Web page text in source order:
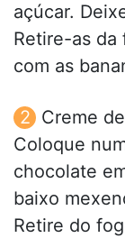
açúcar.
Retire-as da
com as
Creme
Coloque
chocolate
baixo
Retire do